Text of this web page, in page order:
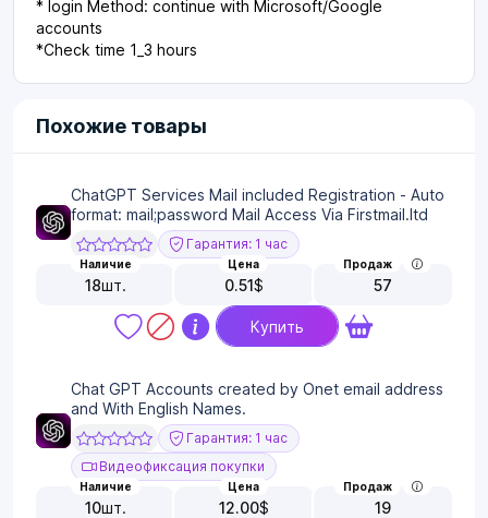
* login Method: continue with Microsoft/Google
accounts
*Check time 1_3 hours
Похожие товары
ChatGPT Services Mail included Registration - Auto
format: mail;password Mail Access Via Firstmail.ltd
Гарантия: 1 час
Наличие
18шт.
Цена
0.51$
Продаж
57
Купить
Chat GPT Accounts created by Onet email address
and With English Names.
Гарантия: 1 час
Видеофиксация покупки
Наличие
10шт.
Цена
12.00$
Продаж
19